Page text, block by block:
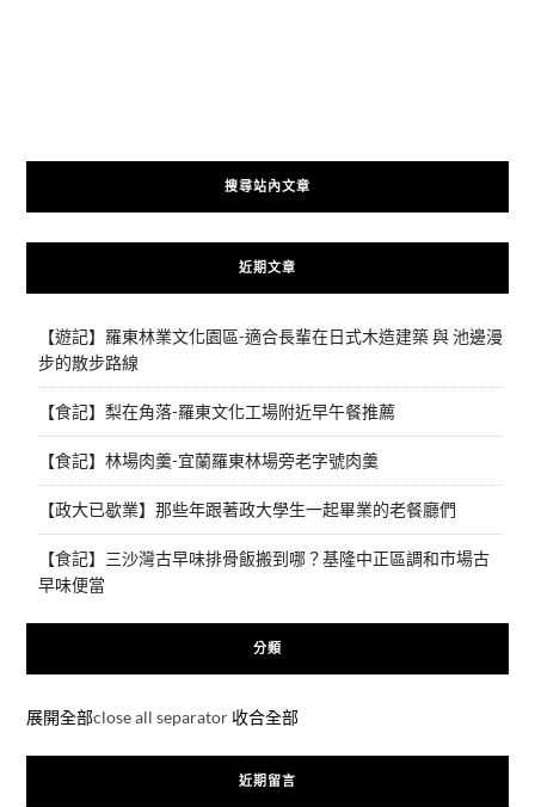
搜尋站內文章
近期文章
【遊記】羅東林業文化園區-適合長輩在日式木造建築 與 池邊漫
步的散步路線
【食記】梨在角落-羅東文化工場附近早午餐推薦
【食記】林場肉羹-宜蘭羅東林場旁老字號肉羹
【政大已歇業】那些年跟著政大學生一起畢業的老餐廳們
【食記】三沙灣古早味排骨飯搬到哪？基隆中正區調和市場古
早味便當
分類
展開全部close all separator 收合全部
近期留言